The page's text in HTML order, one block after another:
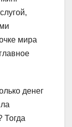
мира
денег
Тогда